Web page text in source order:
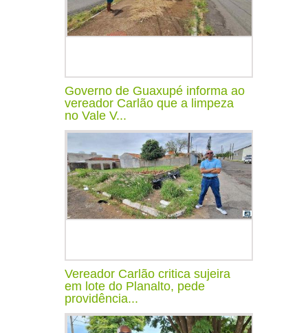
Governo de Guaxupé informa ao
vereador Carlão que a limpeza
no Vale V...
Vereador Carlão critica sujeira
em lote do Planalto, pede
providência...